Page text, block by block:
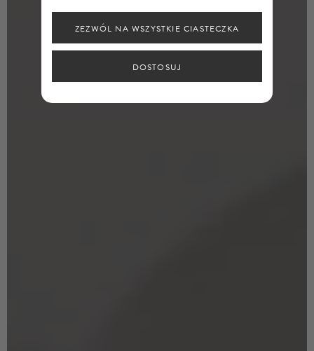
ZEZWÓL NA WSZYSTKIE CIASTECZKA
DOSTOSUJ